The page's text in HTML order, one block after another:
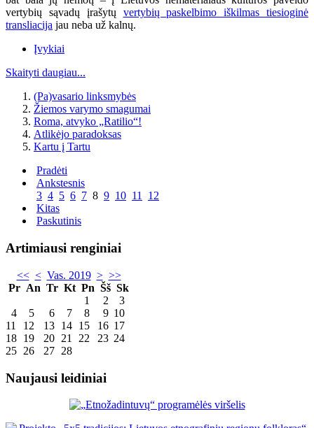
vertybių sąvadų įrašytų vertybių paskelbimo iškilmas tiesioginė
transliacija jau neba už kalnų.
Įvykiai
Skaityti daugiau...
(Pa)vasario linksmybės
Žiemos varymo smagumai
Roma, atvyko „Ratilio“!
Atlikėjo paradoksas
Kartu į Tartu
Pradėti
Ankstesnis
3 4 5 6 7 8 9 10 11 12
Kitas
Paskutinis
Artimiausi renginiai
<< < Vas. 2019 > >>
Pr An Tr Kt Pn Šš Sk
1
2
3
4
5 6 7 8 9 10
11
12 13 14 15 16 17
18 19 20 21 22 23 24
25 26 27 28
Naujausi leidiniai